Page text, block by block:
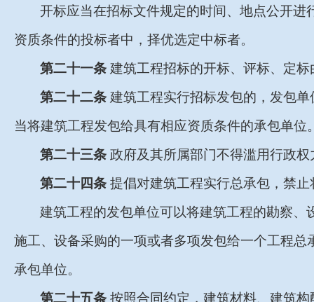
开标应当在招标文件规定的时间、地点公开
资质条件的投标者中，择优选定中标者。
第二十一条 建筑工程招标的开标、评标、定
第二十二条 建筑工程实行招标发包的，发包
当将建筑工程发包给具有相应资质条件的承包单位
第二十三条 政府及其所属部门不得滥用行政
第二十四条 提倡对建筑工程实行总承包，禁
建筑工程的发包单位可以将建筑工程的勘察
施工、设备采购的一项或者多项发包给一个工程
承包单位。
第二十五条 按照合同约定，建筑材料、建筑